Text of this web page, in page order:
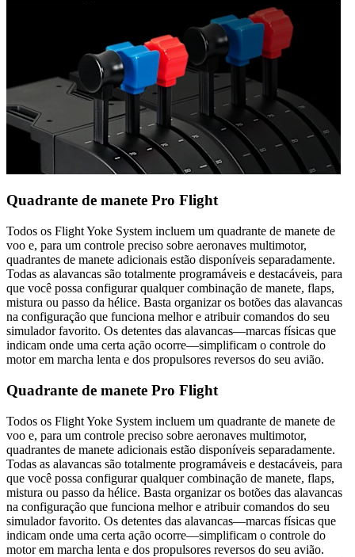
Quadrante de manete Pro Flight
Todos os Flight Yoke System incluem um quadrante de manete de
voo e, para um controle preciso sobre aeronaves multimotor,
quadrantes de manete adicionais estão disponíveis separadamente.
Todas as alavancas são totalmente programáveis e destacáveis, para
que você possa configurar qualquer combinação de manete, flaps,
mistura ou passo da hélice. Basta organizar os botões das alavancas
na configuração que funciona melhor e atribuir comandos do seu
simulador favorito. Os detentes das alavancas—marcas físicas que
indicam onde uma certa ação ocorre—simplificam o controle do
motor em marcha lenta e dos propulsores reversos do seu avião.
Quadrante de manete Pro Flight
Todos os Flight Yoke System incluem um quadrante de manete de
voo e, para um controle preciso sobre aeronaves multimotor,
quadrantes de manete adicionais estão disponíveis separadamente.
Todas as alavancas são totalmente programáveis e destacáveis, para
que você possa configurar qualquer combinação de manete, flaps,
mistura ou passo da hélice. Basta organizar os botões das alavancas
na configuração que funciona melhor e atribuir comandos do seu
simulador favorito. Os detentes das alavancas—marcas físicas que
indicam onde uma certa ação ocorre—simplificam o controle do
motor em marcha lenta e dos propulsores reversos do seu avião.